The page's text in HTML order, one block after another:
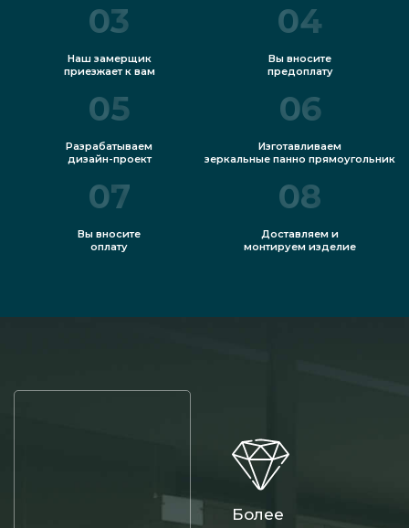
03
Наш замерщик
приезжает к вам
04
Вы вносите
предоплату
05
Разрабатываем
дизайн-проект
06
Изготавливаем
зеркальные панно прямоугольник
07
Вы вносите
оплату
08
Доставляем и
монтируем изделие
Более